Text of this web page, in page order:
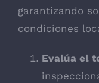
garantizando
condiciones
Evalúa el